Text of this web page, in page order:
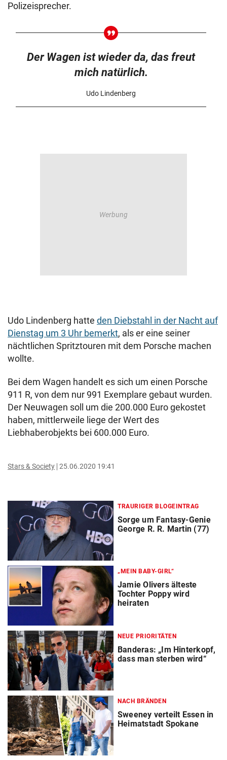
Polizeisprecher.
Der Wagen ist wieder da, das freut
mich natürlich.
Udo Lindenberg
Udo Lindenberg hatte den Diebstahl in der Nacht auf
Dienstag um 3 Uhr bemerkt, als er eine seiner
nächtlichen Spritztouren mit dem Porsche machen
wollte.
Bei dem Wagen handelt es sich um einen Porsche
911 R, von dem nur 991 Exemplare gebaut wurden.
Der Neuwagen soll um die 200.000 Euro gekostet
haben, mittlerweile liege der Wert des
Liebhaberobjekts bei 600.000 Euro.
Stars & Society 25.06.2020 19:41
TRAURIGER BLOGEINTRAG
Sorge um Fantasy-Genie
George R. R. Martin (77)
„MEIN BABY-GIRL“
Jamie Olivers älteste
Tochter Poppy wird
heiraten
NEUE PRIORITÄTEN
Banderas: „Im Hinterkopf,
dass man sterben wird“
NACH BRÄNDEN
Sweeney verteilt Essen in
Heimatstadt Spokane